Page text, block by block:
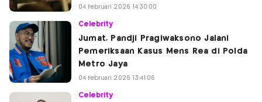
04 Februari 2026 14:30:00
Celebrity
Jumat, Pandji Pragiwaksono Jalani
Pemeriksaan Kasus Mens Rea di Polda
Metro Jaya
04 Februari 2026 13:41:06
Celebrity